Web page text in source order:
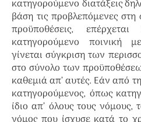
κατηγορούμενο διατάξεις
βάση τις προβλεπόμενες
προϋποθέσεις,
κατηγορούμενο ποινική
γίνεται σύγκριση των
στο σύνολο των
καθεμιά απ’ αυτές. Εάν από
κατηγορούμενος, όπως
ίδιο απ’ όλους τους νόμους,